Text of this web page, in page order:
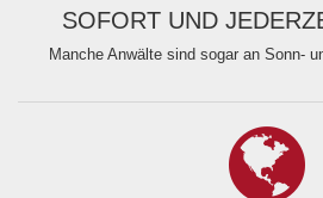
SOFORT UND
Manche Anwälte sind sogar an Sonn-